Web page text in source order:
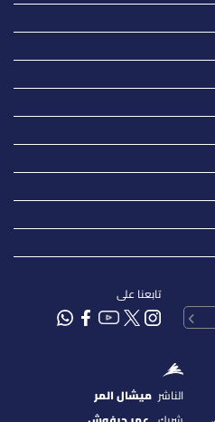
تابعنا على
الناشر ميشال المر